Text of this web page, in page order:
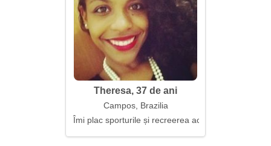
Theresa, 37 de ani
Campos, Brazilia
Îmi plac sporturile și recreerea activă